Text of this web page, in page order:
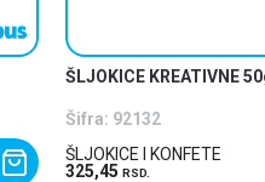
ŠLJOKICE KREATIVNE
Šifra: 92132
ŠLJOKICE I KONFETE
325,45 RSD.